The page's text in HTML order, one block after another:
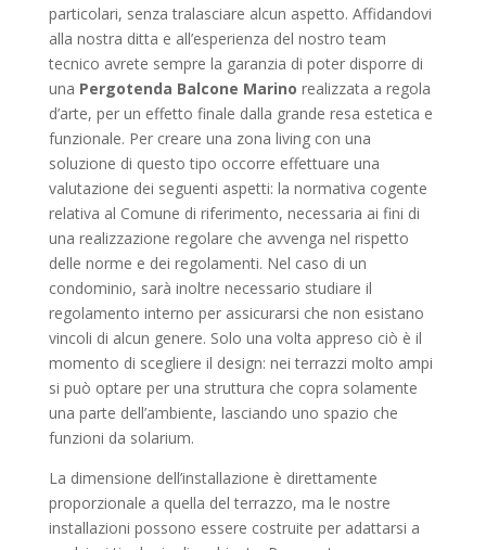
particolari, senza tralasciare alcun aspetto. Affidandovi
alla nostra ditta e all’esperienza del nostro team
tecnico avrete sempre la garanzia di poter disporre di
una Pergotenda Balcone Marino realizzata a regola
d’arte, per un effetto finale dalla grande resa estetica e
funzionale. Per creare una zona living con una
soluzione di questo tipo occorre effettuare una
valutazione dei seguenti aspetti: la normativa cogente
relativa al Comune di riferimento, necessaria ai fini di
una realizzazione regolare che avvenga nel rispetto
delle norme e dei regolamenti. Nel caso di un
condominio, sarà inoltre necessario studiare il
regolamento interno per assicurarsi che non esistano
vincoli di alcun genere. Solo una volta appreso ciò è il
momento di scegliere il design: nei terrazzi molto ampi
si può optare per una struttura che copra solamente
una parte dell’ambiente, lasciando uno spazio che
funzioni da solarium.
La dimensione dell’installazione è direttamente
proporzionale a quella del terrazzo, ma le nostre
installazioni possono essere costruite per adattarsi a